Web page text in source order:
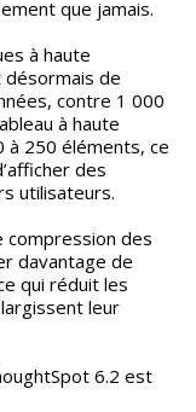
que jamais.
à haute
de
contre 1 000
à haute
à 250 éléments, ce
des
utilisateurs.
compression des
davantage de
qui réduit les
leur
6.2 est